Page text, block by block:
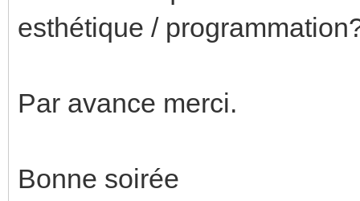
esthétique /
Par avance merci.
Bonne soirée